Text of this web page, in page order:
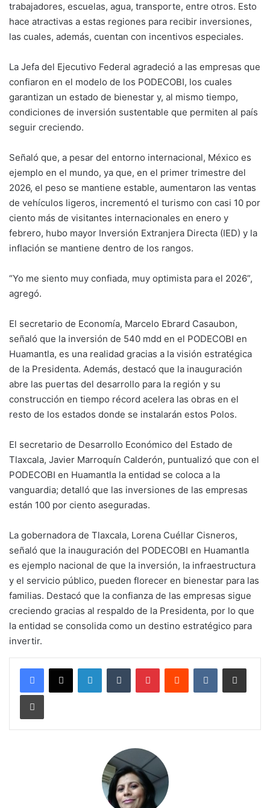
trabajadores, escuelas, agua, transporte, entre otros. Esto
hace atractivas a estas regiones para recibir inversiones,
las cuales, además, cuentan con incentivos especiales.
La Jefa del Ejecutivo Federal agradeció a las empresas que
confiaron en el modelo de los PODECOBI, los cuales
garantizan un estado de bienestar y, al mismo tiempo,
condiciones de inversión sustentable que permiten al país
seguir creciendo.
Señaló que, a pesar del entorno internacional, México es
ejemplo en el mundo, ya que, en el primer trimestre del
2026, el peso se mantiene estable, aumentaron las ventas
de vehículos ligeros, incrementó el turismo con casi 10 por
ciento más de visitantes internacionales en enero y
febrero, hubo mayor Inversión Extranjera Directa (IED) y la
inflación se mantiene dentro de los rangos.
“Yo me siento muy confiada, muy optimista para el 2026”,
agregó.
El secretario de Economía, Marcelo Ebrard Casaubon,
señaló que la inversión de 540 mdd en el PODECOBI en
Huamantla, es una realidad gracias a la visión estratégica
de la Presidenta. Además, destacó que la inauguración
abre las puertas del desarrollo para la región y su
construcción en tiempo récord acelera las obras en el
resto de los estados donde se instalarán estos Polos.
El secretario de Desarrollo Económico del Estado de
Tlaxcala, Javier Marroquín Calderón, puntualizó que con el
PODECOBI en Huamantla la entidad se coloca a la
vanguardia; detalló que las inversiones de las empresas
están 100 por ciento aseguradas.
La gobernadora de Tlaxcala, Lorena Cuéllar Cisneros,
señaló que la inauguración del PODECOBI en Huamantla
es ejemplo nacional de que la inversión, la infraestructura
y el servicio público, pueden florecer en bienestar para las
familias. Destacó que la confianza de las empresas sigue
creciendo gracias al respaldo de la Presidenta, por lo que
la entidad se consolida como un destino estratégico para
invertir.
LinkedInTumblr PinterestReddit VKontakteCompartir por
Imprimir